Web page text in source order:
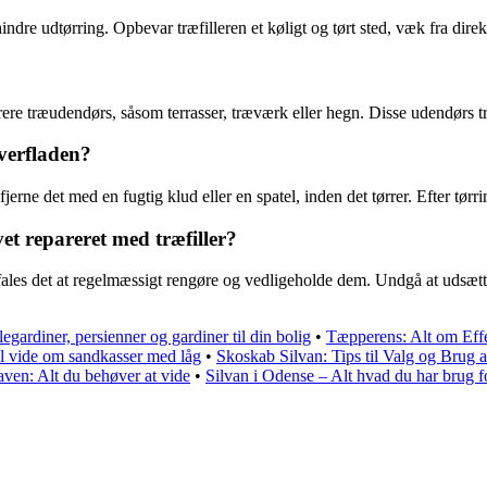
udtørring. Opbevar træfilleren et køligt og tørt sted, væk fra
træudendørs, såsom terrasser, træværk eller hegn. Disse
det med en fugtig klud eller en spatel, inden det tørrer. Efter
repareret med træfiller?
det at regelmæssigt rengøre og vedligeholde dem. Undgå at
persienner og gardiner til din bolig • Tæpperens: Alt om
vide om sandkasser med låg • Skoskab Silvan: Tips til Valg og Brug
Alt du behøver at vide • Silvan i Odense – Alt hvad du har brug